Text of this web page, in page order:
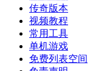
传奇版本
视频教程
常用工具
单机游戏
免费列表空间